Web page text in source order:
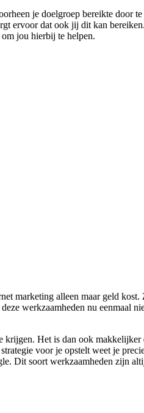
je doelgroep bereikte door
ervoor dat ook jij dit kan
jou hierbij te helpen.
marketing alleen maar geld
werkzaamheden nu eenmaal
Het is dan ook
voor je opstelt weet je
Dit soort werkzaamheden zijn